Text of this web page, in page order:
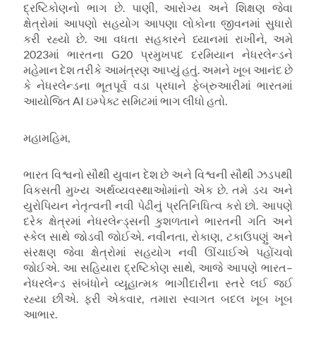
દ્રષ્ટિકોણનો ભાગ છે. પાણી, આરોગ્ય અને શિક્ષણ જેવા
ક્ષેત્રોમાં આપણો સહયોગ આપણા લોકોના જીવનમાં સુધારો
કરી રહ્યો છે. આ વધતા સહકારને ધ્યાનમાં રાખીને, અમે
2023માં ભારતના G20પ્રમુખપદ દરમિયાન નેધરલેન્ડને
મહેમાન દેશ તરીકે આમંત્રણ આપ્યું હતું. અમને ખૂબ આનંદ છે
કે નેધરલેન્ડના ભૂતપૂર્વ વડા પ્રધાને ફેબ્રુઆરીમાં ભારતમાં
આયોજિત AI ઇમ્પેક્ટ સમિટમાં ભાગ લીધો હતો.
મહામહિમ,
ભારત વિશ્વનો સૌથી યુવાન દેશ છે અને વિશ્વની સૌથી ઝડપથી
વિકસતી મુખ્ય અર્થવ્યવસ્થાઓમાંનો એક છે.તમે ડચ અને
યુરોપિયન નેતૃત્વની નવી પેઢીનું પ્રતિનિધિત્વ કરો છો. આપણે
દરેક ક્ષેત્રમાં નેધરલેન્ડ્સની કુશળતાને ભારતની ગતિ અને
સ્કેલ સાથે જોડવી જોઈએ.નવીનતા,રોકાણ, ટકાઉપણું અને
સંરક્ષણ જેવા ક્ષેત્રોમાં સહયોગ નવી ઊંચાઈએ પહોંચવો
જોઈએ. આ સહિયારા દ્રષ્ટિકોણ સાથે, આજે આપણે ભારત–
નેધરલેન્ડ સંબંધોને વ્યૂહાત્મક ભાગીદારીના સ્તરે લઈ જઈ
રહ્યા છીએ. ફરી એકવાર, તમારા સ્વાગત બદલ ખૂબ ખૂબ
આભાર.